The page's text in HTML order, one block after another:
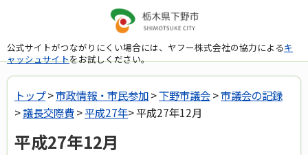
公式サイトがつながりにくい場合には、ヤフー株式会社の協力によるキ
ャッシュサイトをお試しください。
トップ>市政情報・市民参加>下野市議会>市議会の記録
>議長交際費>平成27年> 平成27年12月
平成27年12月